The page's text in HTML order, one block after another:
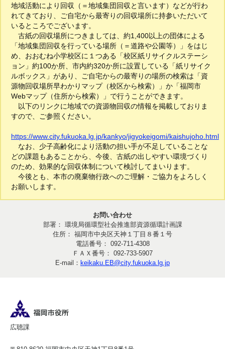
地域活動により回収（＝地域集団回収と言います）などが行わ
れてきており、ご自宅から最寄りの回収場所に持参いただいて
いるところでございます。
古紙の回収場所につきましては、約1,400以上の団体による
「地域集団回収を行っている場所（＝道路や公園等）」をはじ
め、おおむね小学校区に１つある「校区紙リサイクルステーシ
ョン」約100か所、市内約320か所に設置している「紙リサイク
ルボックス」があり、ご自宅からの最寄りの場所の検索は「資
源物回収場所早わかりマップ（校区から検索）」か「福岡市
Webマップ（住所から検索）」で行うことができます。
以下のリンクに地域での資源物回収の情報を掲載しておりま
すので、ご参照ください。
https://www.city.fukuoka.lg.jp/kankyo/jigyokeigomi/kaishujoho.html
なお、少子高齢化により活動の担い手が不足していることな
どの課題もあることから、今後、古紙の出しやすい環境づくり
のため、効果的な回収体制について検討してまいります。
今後とも、本市の廃棄物行政へのご理解・ご協力をよろしく
お願いします。
お問い合わせ
部署： 環境局循環型社会推進部資源循環計画課
住所： 福岡市中央区天神１丁目８番１号
電話番号： 092-711-4308
ＦＡＸ番号： 092-733-5907
E-mail： keikaku.EB@city.fukuoka.lg.jp
広聴課